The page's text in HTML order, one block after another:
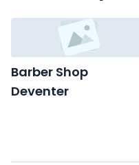
Barber Shop
Deventer